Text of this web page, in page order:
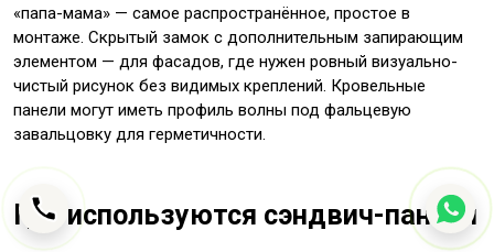
«папа-мама» — самое распространённое, простое в
монтаже. Скрытый замок с дополнительным запирающим
элементом — для фасадов, где нужен ровный визуально-
чистый рисунок без видимых креплений. Кровельные
панели могут иметь профиль волны под фальцевую
завальцовку для герметичности.
Где используются сэндвич-панели